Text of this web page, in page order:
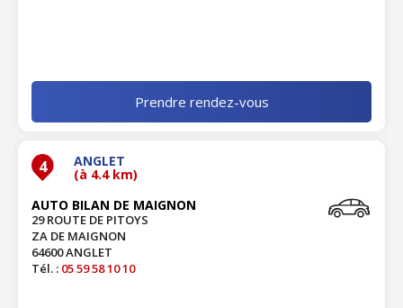
Prendre rendez-vous
4 ANGLET
(à 4.4 km)
AUTO BILAN DE MAIGNON
29 ROUTE DE PITOYS
ZA DE MAIGNON
64600 ANGLET
Tél. : 05 59 58 10 10